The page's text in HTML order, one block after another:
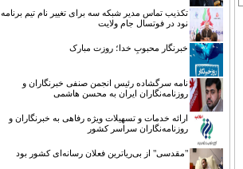
تکذیب تماس مدیر شبکه سه برای تغییر نام تیم برنامه
نود در فوتسال جام ولایت
خبرنگار محبوبِ خدا؛ روزت مبارک
نامه سرگشاده رئیس انجمن صنفی خبرنگاران و
روزنامه‌نگاران ایران به محسن هاشمی
ارائه خدمات و تسهیلات ویژه رفاهی به خبرنگاران و
روزنامه‌نگاران سراسر کشور
"مقدسی" از بی‌ریاترین فعلان رسانه‌ای کشور بود